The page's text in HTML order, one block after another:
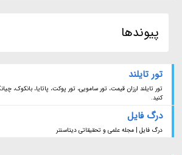
پیوندها
تور تایلند
تور تایلند ارزان قیمت، تور سامویی، تور پوکت، پاتایا، بانکوک،
کنید.
درگ فایل
درگ فایل | مجله علمی و تحقیقاتی دیتاسنتر